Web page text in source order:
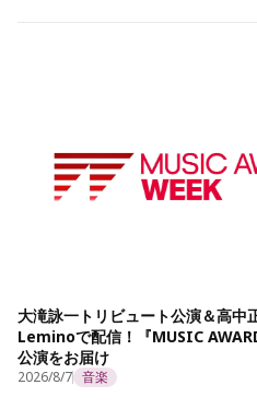
大滝詠一トリビュート公演＆高
Leminoで配信！『MUSIC
公演をお届け
2026/8/7 音楽